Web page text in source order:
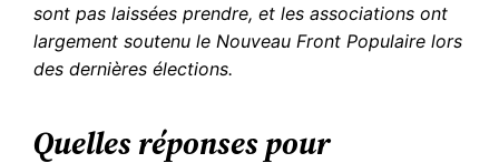
sont pas laissées prendre, et les associations ont
largement soutenu le Nouveau Front Populaire lors
des dernières élections.
Quelles réponses pour